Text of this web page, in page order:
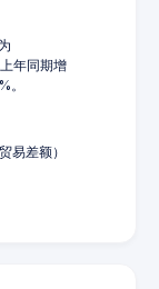
年同期增
。
易差额）